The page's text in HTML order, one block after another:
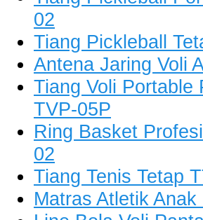
02
Tiang Pickleball
Antena Jaring Voli
Tiang Voli Portable
TVP-05P
Ring Basket
02
Tiang Tenis Tetap
Matras Atletik Anak